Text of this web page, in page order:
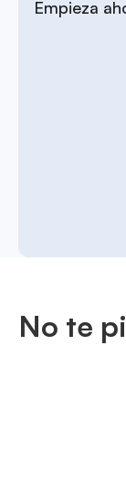
Empieza
No te